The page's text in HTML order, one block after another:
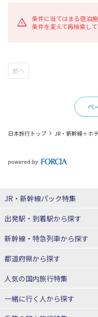
条件に当てはまる宿泊
条件を変えて再検索して
ペ
日本旅行トップ JR・新幹線＋ホ
JR・新幹線パック特集
JR・新幹線＋ホテルパック
出張パック
出発駅・到着駅から探す
秋田⇔東京 新幹線パック
仙台→東京 新幹線パック
富山⇔東京 新幹線パック
東京→仙台 新幹線パック
新幹線・特急列車から探す
北海道新幹線 旅行
山形新幹線 旅行
東海道新幹線 旅行
都道府県から探す
北海道旅行・ツアー
人気の国内旅行特集
東京ディズニーリゾート®への旅
一緒に行く人から探す